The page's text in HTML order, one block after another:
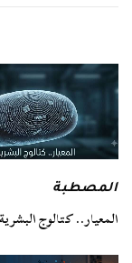
المصطبة
المعيار.. كتالوج البشرية